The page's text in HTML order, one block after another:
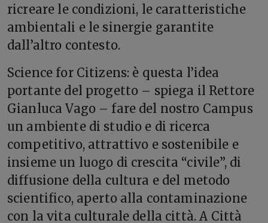
ricreare le condizioni, le caratteristiche
ambientali e le sinergie garantite
dall’altro contesto.
Science for Citizens: è questa l’idea
portante del progetto – spiega il Rettore
Gianluca Vago – fare del nostro Campus
un ambiente di studio e di ricerca
competitivo, attrattivo e sostenibile e
insieme un luogo di crescita “civile”, di
diffusione della cultura e del metodo
scientifico, aperto alla contaminazione
con la vita culturale della città. A Città